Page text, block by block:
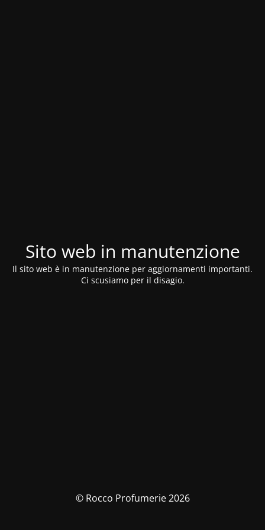
Sito web in manutenzione
Il sito web è in manutenzione per aggiornamenti importanti.
Ci scusiamo per il disagio.
© Rocco Profumerie 2026